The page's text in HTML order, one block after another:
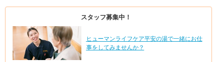
スタッフ募集中！
ヒューマンライフケア平安の湯で一緒にお仕
事をしてみませんか？